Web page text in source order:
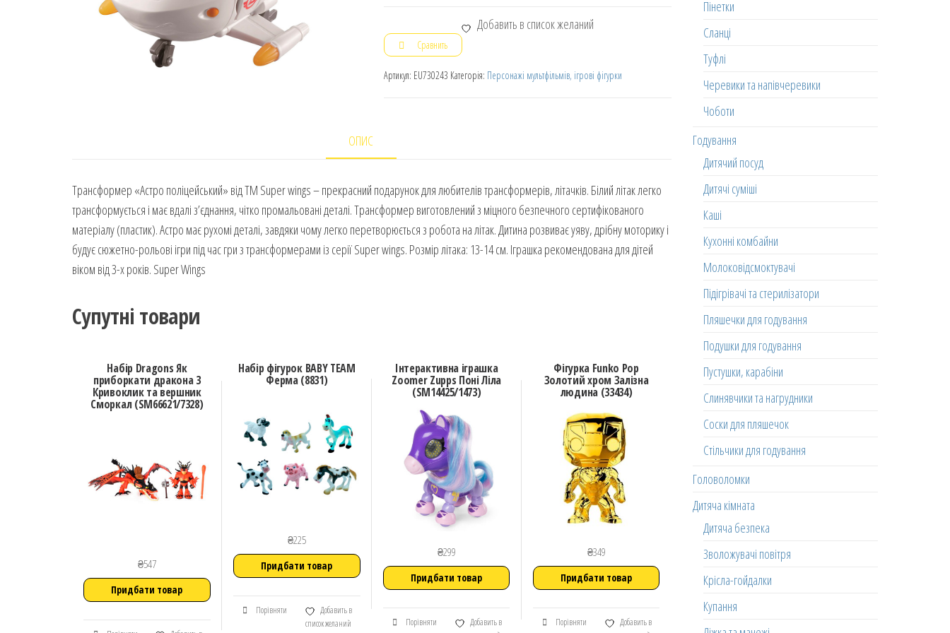
Добавить в список желаний
Сравнить
Артикул: EU730243 Категорія: Персонажі мультфільмів, ігрові фігурки
ОПИС
Трансформер «Астро поліцейський» від ТМ Super wings – прекрасний подарунок для любителів трансформерів, літачків. Білий літак легко
трансформується і має вдалі з’єднання, чітко промальовані деталі. Трансформер виготовлений з міцного безпечного сертифікованого
матеріалу (пластик). Астро має рухомі деталі, завдяки чому легко перетворюється з робота на літак. Дитина розвиває уяву, дрібну моторику і
будує сюжетно-рольові ігри під час гри з трансформерами із серії Super wings. Розмір літака: 13-14 см. Іграшка рекомендована для дітей
віком від 3-х років. Super Wings
Супутні товари
Набір Dragons Як
приборкати дракона 3
Кривоклик та вершник
Сморкал (SM66621/7328)
₴547
Придбати товар
Набір фігурок BABY TEAM
Ферма (8831)
₴225
Придбати товар
Порівняти
Добавить в
список желаний
Інтерактивна іграшка
Zoomer Zupps Поні Ліла
(SM14425/1473)
₴299
Придбати товар
Порівняти
Добавить в
Фігурка Funko Pop
Золотий хром Залізна
людина (33434)
₴349
Придбати товар
Порівняти
Добавить в
Пінетки
Сланці
Туфлі
Черевики та напівчеревики
Чоботи
Годування
Дитячий посуд
Дитячі суміші
Каші
Кухонні комбайни
Молоковідсмоктувачі
Підігрівачі та стерилізатори
Пляшечки для годування
Подушки для годування
Пустушки, карабіни
Слинявчики та нагрудники
Соски для пляшечок
Стільчики для годування
Головоломки
Дитяча кімната
Дитяча безпека
Зволожувачі повітря
Крісла-гойдалки
Купання